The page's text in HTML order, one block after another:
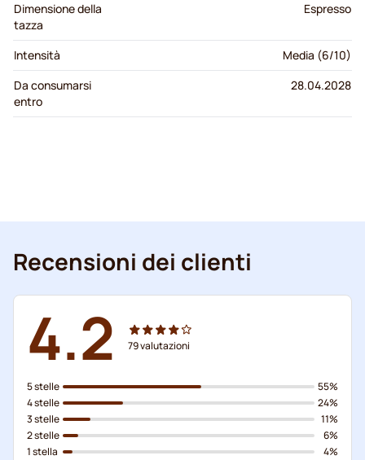
Dimensione della
tazza
Espresso
Intensità
Media (6/10)
Da consumarsi
entro
28.04.2028
Recensioni dei clienti
4.2 79valutazioni
5 stelle
4 stelle
3 stelle
2 stelle
1 stella
55%
24%
11%
6%
4%